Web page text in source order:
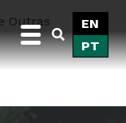
EN
PT
Outras